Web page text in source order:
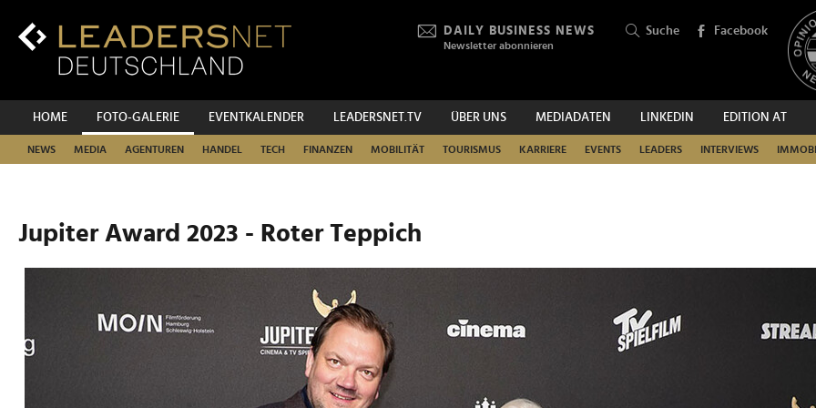
Inhalt
Hauptnavigation
DAILY BUSINESS NEWS
Newsletter abonnieren
Suche Facebook
HOME FOTO-GALERIE EVENTKALENDER LEADERSNET.TV ÜBER UNS MEDIADATEN LINKEDIN EDITION AT
NEWS MEDIA AGENTUREN HANDEL TECH FINANZEN MOBILITÄT TOURISMUS KARRIERE EVENTS LEADERS INTERVIEWS
SUCHEN
Jupiter Award 2023 - Roter Teppich